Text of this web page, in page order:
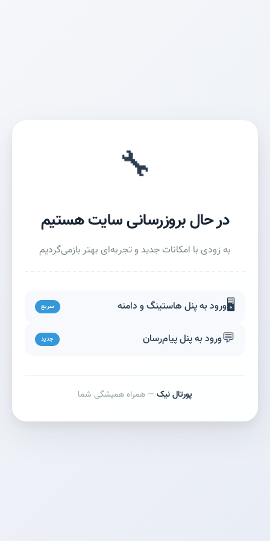
🔧
در حال بروزرسانی سایت هستیم
به زودی با امکانات جدید و تجربه‌ای بهتر بازمی‌گردیم
🖥️ورود به پنل هاستینگ و دامنه سریع
💬ورود به پنل پیام‌رسان جدید
پورتال نیک — همراه همیشگی شما